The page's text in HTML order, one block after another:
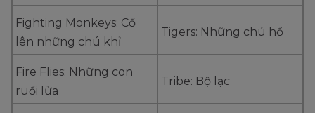
Fighting Monkeys: Cố
lên những chú khỉ
Tigers: Những chú hổ
Fire Flies: Những con
ruồi lửa
Tribe: Bộ lạc